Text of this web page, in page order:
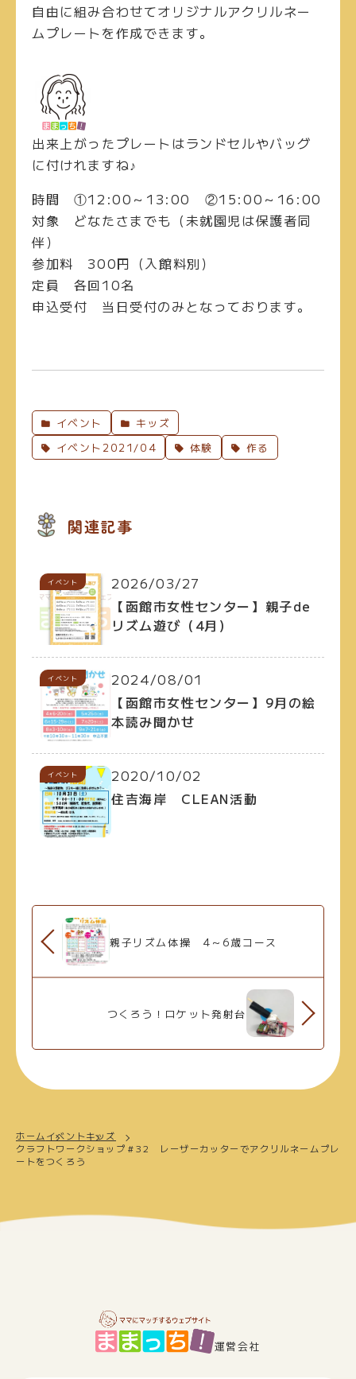
自由に組み合わせてオリジナルアクリルネー
ムプレートを作成できます。
出来上がったプレートはランドセルやバッグ
に付けれますね♪
時間 ①12:00～13:00 ②15:00～16:00
対象 どなたさまでも（未就園児は保護者同
伴）
参加料 300円（入館料別）
定員
各回10名
申込受付 当日受付のみとなっております。
イベント
キッズ
イベント2021/04
体験 作る
関連記事
イベント
2026/03/27
【函館市女性センター】親子de
リズム遊び（4月）
イベント
2024/08/01
【函館市女性センター】9月の絵
本読み聞かせ
イベント
2020/10/02
住吉海岸 CLEAN活動
親子リズム体操 4～6歳コース
つくろう！ロケット発射台
ホーム イベントキッズ
クラフトワークショップ＃32 レーザーカッターでアクリルネームプレ
ートをつくろう
運営会社